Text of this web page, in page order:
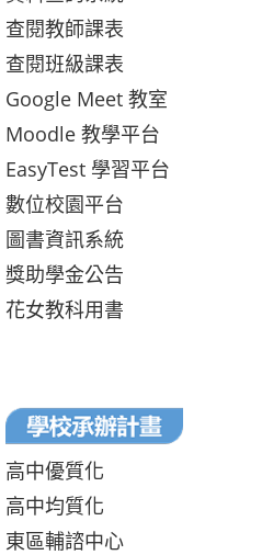
查閱教師課表
查閱班級課表
Google Meet 教室
Moodle 教學平台
EasyTest 學習平台
數位校園平台
圖書資訊系統
獎助學金公告
花女教科用書
高中優質化
高中均質化
東區輔諮中心